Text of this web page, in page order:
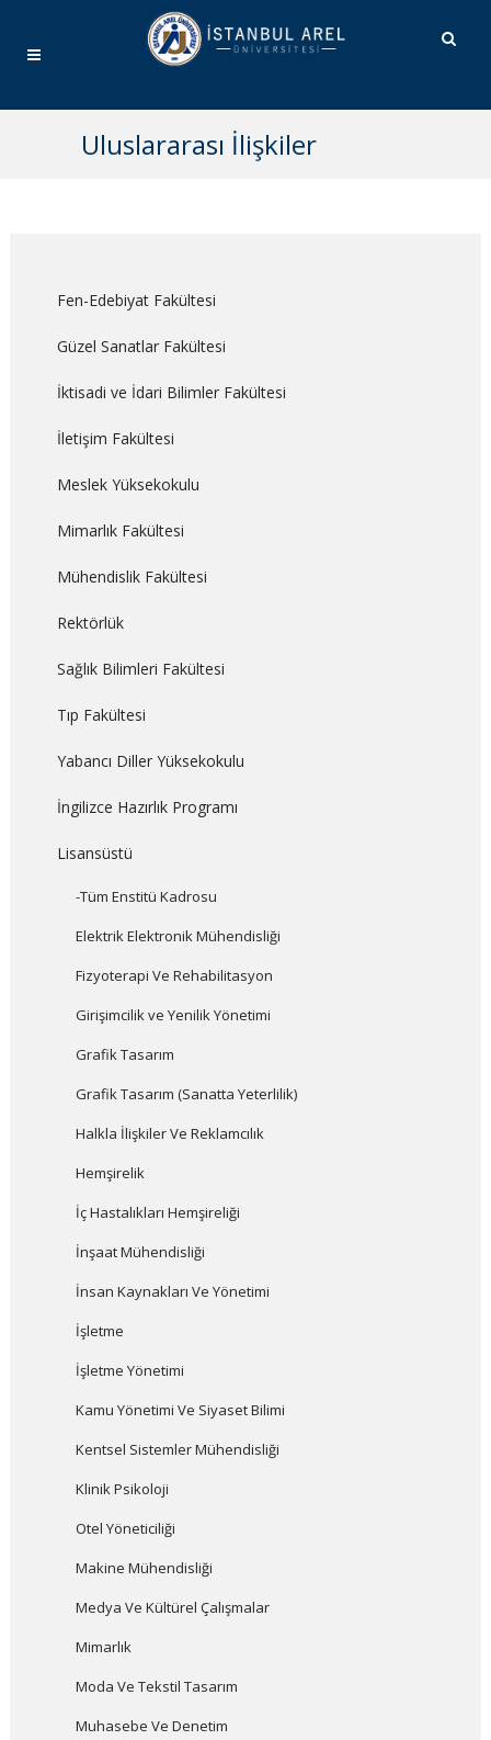
Uluslararası İlişkiler
Fen-Edebiyat Fakültesi
Güzel Sanatlar Fakültesi
İktisadi ve İdari Bilimler Fakültesi
İletişim Fakültesi
Meslek Yüksekokulu
Mimarlık Fakültesi
Mühendislik Fakültesi
Rektörlük
Sağlık Bilimleri Fakültesi
Tıp Fakültesi
Yabancı Diller Yüksekokulu
İngilizce Hazırlık Programı
Lisansüstü
-Tüm Enstitü Kadrosu
Elektrik Elektronik Mühendisliği
Fizyoterapi Ve Rehabilitasyon
Girişimcilik ve Yenilik Yönetimi
Grafik Tasarım
Grafik Tasarım (Sanatta Yeterlilik)
Halkla İlişkiler Ve Reklamcılık
Hemşirelik
İç Hastalıkları Hemşireliği
İnşaat Mühendisliği
İnsan Kaynakları Ve Yönetimi
İşletme
İşletme Yönetimi
Kamu Yönetimi Ve Siyaset Bilimi
Kentsel Sistemler Mühendisliği
Klinik Psikoloji
Otel Yöneticiliği
Makine Mühendisliği
Medya Ve Kültürel Çalışmalar
Mimarlık
Moda Ve Tekstil Tasarım
Muhasebe Ve Denetim